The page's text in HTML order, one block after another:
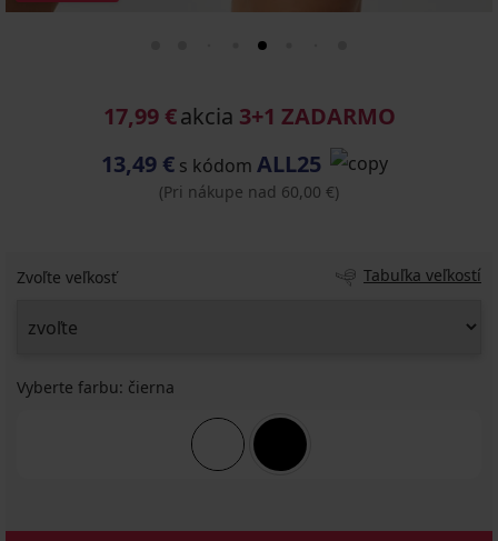
17,99 €akcia 3+1 ZADARMO
13,49 € s kódom ALL25
(Pri nákupe nad 60,00 €)
Zvoľte veľkosť Tabuľka veľkostí
Vyberte farbu: čierna